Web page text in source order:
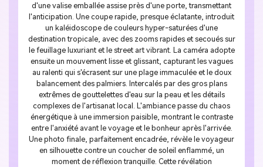
d'une valise emballée assise près d'une porte, transmettant
l'anticipation. Une coupe rapide, presque éclatante, introduit
un kaléidoscope de couleurs hyper-saturées d'une
destination tropicale, avec des zooms rapides et secoués sur
le feuillage luxuriant et le street art vibrant. La caméra adopte
ensuite un mouvement lisse et glissant, capturant les vagues
au ralenti qui s'écrasent sur une plage immaculée et le doux
balancement des palmiers. Intercalés par des gros plans
extrêmes de gouttelettes d'eau sur la peau et les détails
complexes de l'artisanat local. L'ambiance passe du chaos
énergétique à une immersion paisible, montrant le contraste
entre l'anxiété avant le voyage et le bonheur après l'arrivée.
Une photo finale, parfaitement encadrée, révèle le voyageur
en silhouette contre un coucher de soleil enflammé, un
moment de réflexion tranquille. Cette révélation